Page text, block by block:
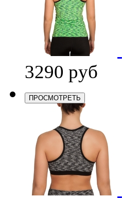
3290 руб
ПРОСМОТРЕТЬ